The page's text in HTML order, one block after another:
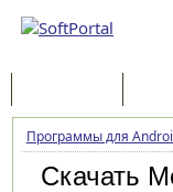
Программы для
Скачать